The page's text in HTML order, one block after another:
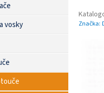
vosky
Značka: